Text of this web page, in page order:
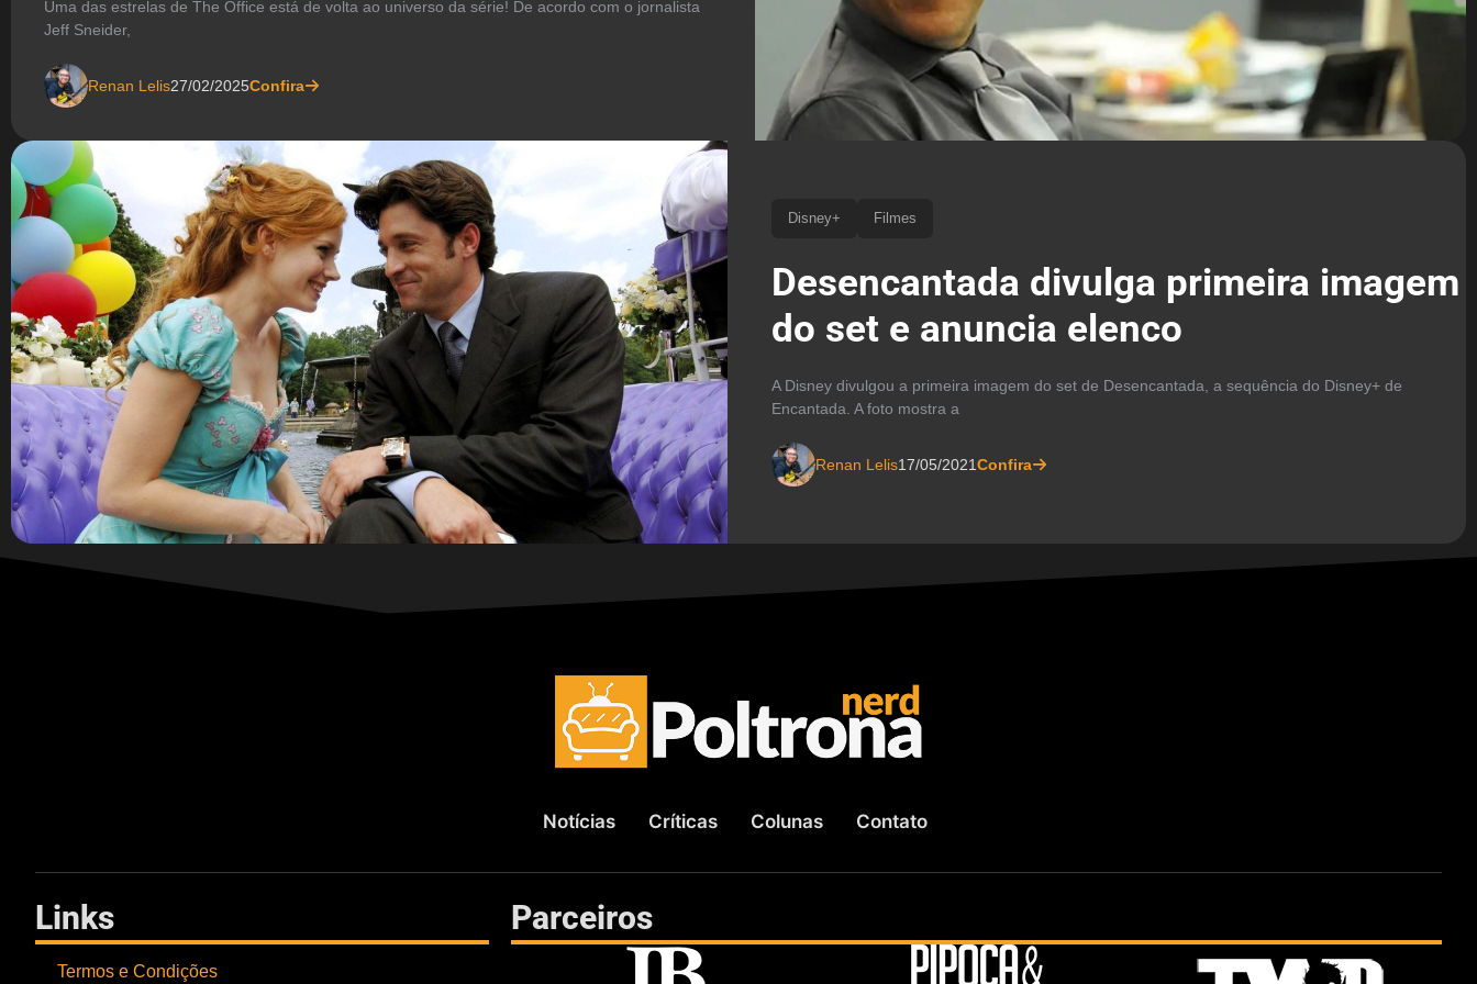
Uma das estrelas de The Office está de volta ao universo da série! De acordo com o jornalista
Jeff Sneider,
Renan Lelis27/02/2025Confira
Disney+ Filmes
Desencantada divulga primeira imagem
do set e anuncia elenco
A Disney divulgou a primeira imagem do set de Desencantada, a sequência do Disney+ de
Encantada. A foto mostra a
Renan Lelis17/05/2021Confira
Notícias Críticas Colunas Contato
Links
Termos e Condições
Parceiros